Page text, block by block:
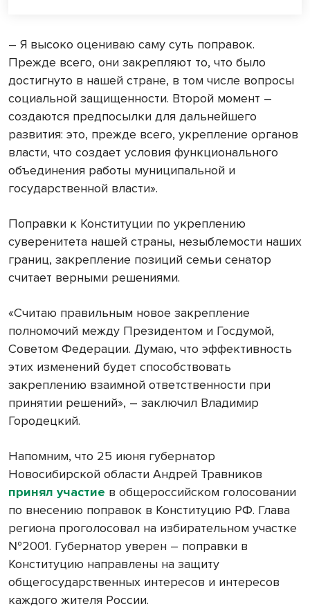
– Я высоко оцениваю саму суть поправок.
Прежде всего, они закрепляют то, что было
достигнуто в нашей стране, в том числе вопросы
социальной защищенности. Второй момент –
создаются предпосылки для дальнейшего
развития: это, прежде всего, укрепление органов
власти, что создает условия функционального
объединения работы муниципальной и
государственной власти».
Поправки к Конституции по укреплению
суверенитета нашей страны, незыблемости наших
границ, закрепление позиций семьи сенатор
считает верными решениями.
«Считаю правильным новое закрепление
полномочий между Президентом и Госдумой,
Советом Федерации. Думаю, что эффективность
этих изменений будет способствовать
закреплению взаимной ответственности при
принятии решений», – заключил Владимир
Городецкий.
Напомним, что 25 июня губернатор
Новосибирской области Андрей Травников
принял участие в общероссийском голосовании
по внесению поправок в Конституцию РФ. Глава
региона проголосовал на избирательном участке
№2001. Губернатор уверен – поправки в
Конституцию направлены на защиту
общегосударственных интересов и интересов
каждого жителя России.